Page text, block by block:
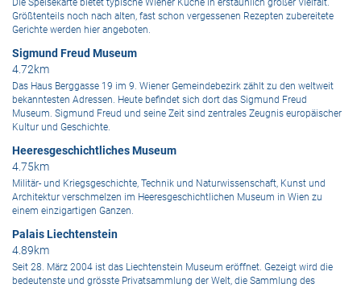
Die Speisekarte bietet typische Wiener Küche in erstaunlich großer Vielfalt.
Größtenteils noch nach alten, fast schon vergessenen Rezepten zubereitete
Gerichte werden hier angeboten.
Sigmund Freud Museum
4.72km
Das Haus Berggasse 19 im 9. Wiener Gemeindebezirk zählt zu den weltweit
bekanntesten Adressen. Heute befindet sich dort das Sigmund Freud
Museum. Sigmund Freud und seine Zeit sind zentrales Zeugnis europäischer
Kultur und Geschichte.
Heeresgeschichtliches Museum
4.75km
Militär- und Kriegsgeschichte, Technik und Naturwissenschaft, Kunst und
Architektur verschmelzen im Heeresgeschichtlichen Museum in Wien zu
einem einzigartigen Ganzen.
Palais Liechtenstein
4.89km
Seit 28. März 2004 ist das Liechtenstein Museum eröffnet. Gezeigt wird die
bedeutenste und grösste Privatsammlung der Welt, die Sammlung des